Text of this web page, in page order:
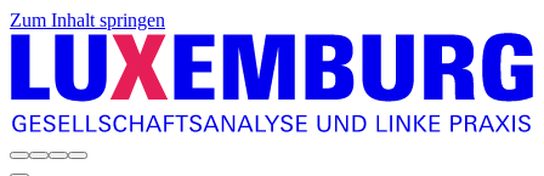
Zum Inhalt springen